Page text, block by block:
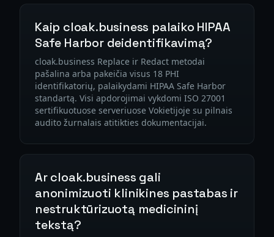
Kaip cloak.business palaiko HIPAA
Safe Harbor deidentifikavimą?
cloak.business Replace ir Redact metodai
pašalina arba pakeičia visus 18 PHI
identifikatorių, palaikydami HIPAA Safe Harbor
standartą. Visi apdorojimai vykdomi ISO 27001
sertifikuotuose serveriuose Vokietijoje su pilnais
audito žurnalais atitikties dokumentacijai.
Ar cloak.business gali
anonimizuoti klinikines pastabas ir
nestruktūrizuotą medicininį
tekstą?